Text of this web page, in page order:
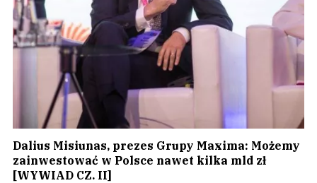
Dalius Misiunas, prezes Grupy Maxima: Możemy
zainwestować w Polsce nawet kilka mld zł
[WYWIAD CZ. II]